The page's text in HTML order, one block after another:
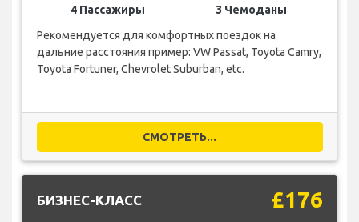
4 Пассажиры
3 Чемоданы
Рекомендуется для комфортных поездок на
дальние расстояния пример: VW Passat, Toyota Camry,
Toyota Fortuner, Chevrolet Suburban, etc.
СМОТРЕТЬ...
БИЗНЕС-КЛАСС £176